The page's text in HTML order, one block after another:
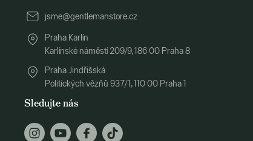
jsme@gentlemanstore.cz
Praha Karlín
Karlínské náměstí 209/9, 186 00 Praha 8
Praha Jindřišská
Politických vězňů 937/1, 110 00 Praha 1
Sledujte nás